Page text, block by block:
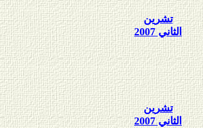
تشرين
الثاني 2007
تشرين
الثاني 2007